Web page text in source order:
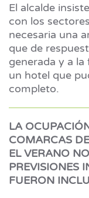
El alcalde
con los
necesaria una
que de
generada y a
un hotel que
completo.
LA
COMARCAS
EL VERANO
PREVISIONES
FUERON